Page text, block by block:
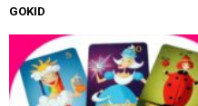
GOKID